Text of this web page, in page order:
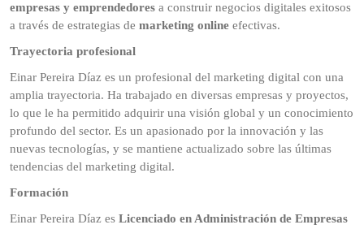
empresas y emprendedores a construir negocios digitales exitosos
a través de estrategias de marketing online efectivas.
Trayectoria profesional
Einar Pereira Díaz es un profesional del marketing digital con una
amplia trayectoria. Ha trabajado en diversas empresas y proyectos,
lo que le ha permitido adquirir una visión global y un conocimiento
profundo del sector. Es un apasionado por la innovación y las
nuevas tecnologías, y se mantiene actualizado sobre las últimas
tendencias del marketing digital.
Formación
Einar Pereira Díaz es Licenciado en Administración de Empresas